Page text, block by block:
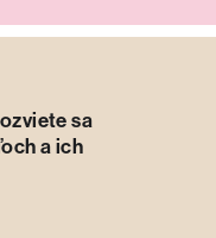
sa
a ich